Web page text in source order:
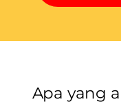
Apa yang